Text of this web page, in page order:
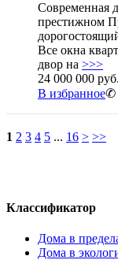
Современная
престижном
Все окна
двор на >>>
24 000 000 руб.
В избранное✆
1 2 3 4 5 ... 16 > >>
Классификатор
Дома в
Дома в